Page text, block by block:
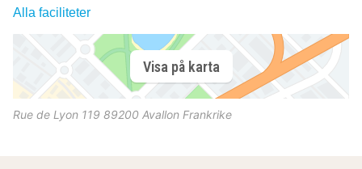
Alla faciliteter
Visa på karta
Rue de Lyon 119 89200 Avallon Frankrike